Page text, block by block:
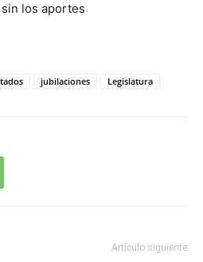
los aportes
jubilaciones Legislatura
Artículo siguiente